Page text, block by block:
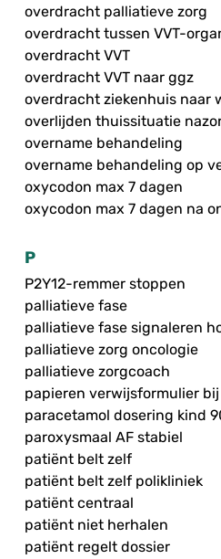
overdracht palliatieve zorg
overdracht tussen VVT-
overdracht VVT
overdracht VVT naar ggz
overdracht ziekenhuis naar
overlijden thuissituatie
overname behandeling
overname behandeling op
oxycodon max 7 dagen
oxycodon max 7 dagen na
P
P2Y12-remmer stoppen
palliatieve fase
palliatieve fase signaleren
palliatieve zorg oncologie
palliatieve zorgcoach
papieren verwijsformulier bij
paracetamol dosering kind
paroxysmaal AF stabiel
patiënt belt zelf
patiënt belt zelf polikliniek
patiënt centraal
patiënt niet herhalen
patiënt regelt dossier